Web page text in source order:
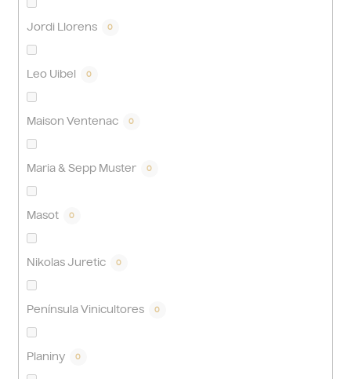
Jordi Llorens 0
Leo Uibel 0
Maison Ventenac 0
Maria & Sepp Muster 0
Masot 0
Nikolas Juretic 0
Península Vinicultores 0
Planiny 0